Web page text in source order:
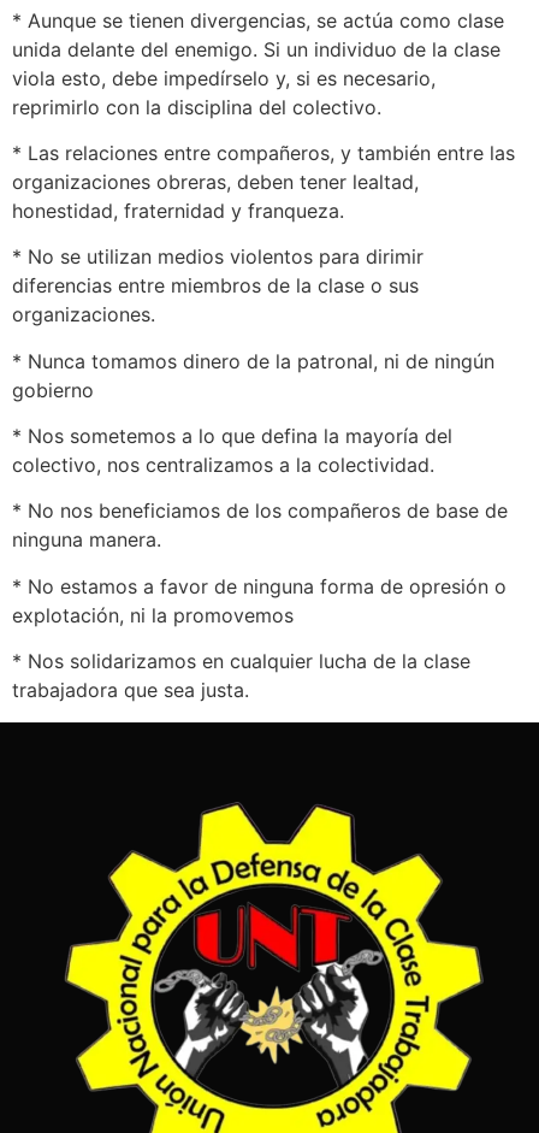
* Aunque se tienen divergencias, se actúa como clase
unida delante del enemigo. Si un individuo de la clase
viola esto, debe impedírselo y, si es necesario,
reprimirlo con la disciplina del colectivo.
* Las relaciones entre compañeros, y también entre las
organizaciones obreras, deben tener lealtad,
honestidad, fraternidad y franqueza.
* No se utilizan medios violentos para dirimir
diferencias entre miembros de la clase o sus
organizaciones.
* Nunca tomamos dinero de la patronal, ni de ningún
gobierno
* Nos sometemos a lo que defina la mayoría del
colectivo, nos centralizamos a la colectividad.
* No nos beneficiamos de los compañeros de base de
ninguna manera.
* No estamos a favor de ninguna forma de opresión o
explotación, ni la promovemos
* Nos solidarizamos en cualquier lucha de la clase
trabajadora que sea justa.